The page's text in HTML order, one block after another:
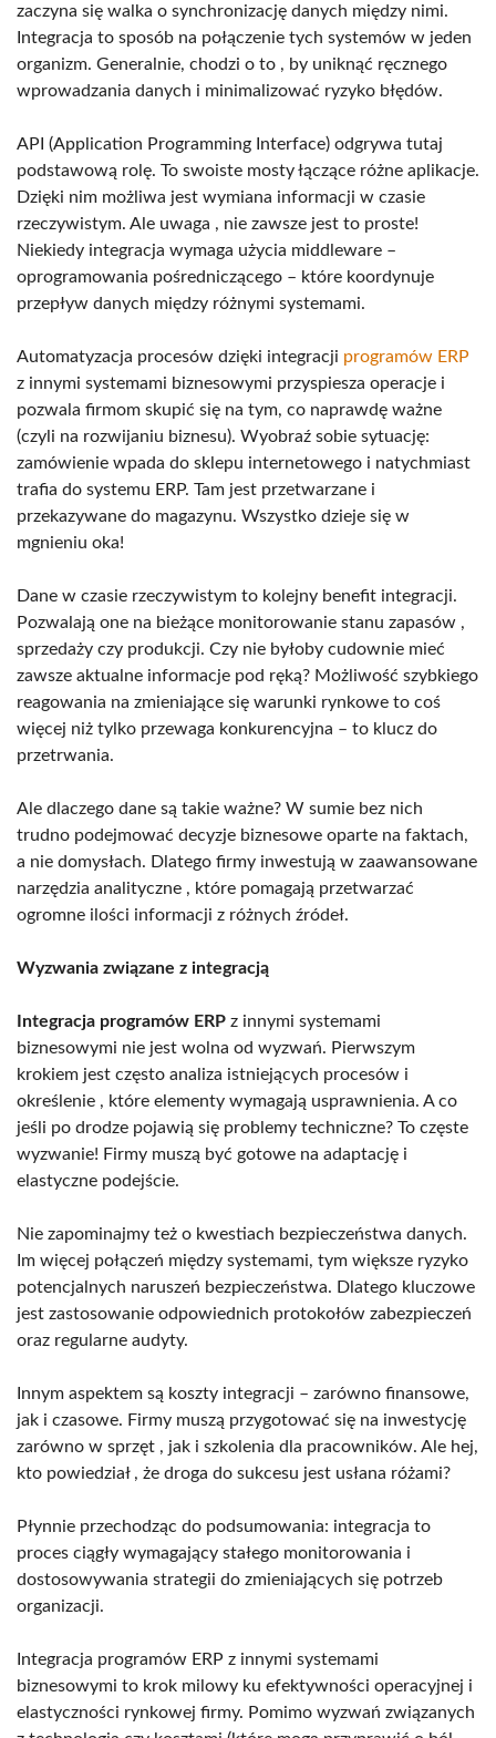
zaczyna się walka o synchronizację danych między nimi.
Integracja to sposób na połączenie tych systemów w jeden
organizm. Generalnie, chodzi o to , by uniknąć ręcznego
wprowadzania danych i minimalizować ryzyko błędów.
API (Application Programming Interface) odgrywa tutaj
podstawową rolę. To swoiste mosty łączące różne aplikacje.
Dzięki nim możliwa jest wymiana informacji w czasie
rzeczywistym. Ale uwaga , nie zawsze jest to proste!
Niekiedy integracja wymaga użycia middleware –
oprogramowania pośredniczącego – które koordynuje
przepływ danych między różnymi systemami.
Automatyzacja procesów dzięki integracji programów ERP
z innymi systemami biznesowymi przyspiesza operacje i
pozwala firmom skupić się na tym, co naprawdę ważne
(czyli na rozwijaniu biznesu). Wyobraź sobie sytuację:
zamówienie wpada do sklepu internetowego i natychmiast
trafia do systemu ERP. Tam jest przetwarzane i
przekazywane do magazynu. Wszystko dzieje się w
mgnieniu oka!
Dane w czasie rzeczywistym to kolejny benefit integracji.
Pozwalają one na bieżące monitorowanie stanu zapasów ,
sprzedaży czy produkcji. Czy nie byłoby cudownie mieć
zawsze aktualne informacje pod ręką? Możliwość szybkiego
reagowania na zmieniające się warunki rynkowe to coś
więcej niż tylko przewaga konkurencyjna – to klucz do
przetrwania.
Ale dlaczego dane są takie ważne? W sumie bez nich
trudno podejmować decyzje biznesowe oparte na faktach,
a nie domysłach. Dlatego firmy inwestują w zaawansowane
narzędzia analityczne , które pomagają przetwarzać
ogromne ilości informacji z różnych źródeł.
Wyzwania związane z integracją
Integracja programów ERP z innymi systemami
biznesowymi nie jest wolna od wyzwań. Pierwszym
krokiem jest często analiza istniejących procesów i
określenie , które elementy wymagają usprawnienia. A co
jeśli po drodze pojawią się problemy techniczne? To częste
wyzwanie! Firmy muszą być gotowe na adaptację i
elastyczne podejście.
Nie zapominajmy też o kwestiach bezpieczeństwa danych.
Im więcej połączeń między systemami, tym większe ryzyko
potencjalnych naruszeń bezpieczeństwa. Dlatego kluczowe
jest zastosowanie odpowiednich protokołów zabezpieczeń
oraz regularne audyty.
Innym aspektem są koszty integracji – zarówno finansowe,
jak i czasowe. Firmy muszą przygotować się na inwestycję
zarówno w sprzęt , jak i szkolenia dla pracowników. Ale hej,
kto powiedział , że droga do sukcesu jest usłana różami?
Płynnie przechodząc do podsumowania: integracja to
proces ciągły wymagający stałego monitorowania i
dostosowywania strategii do zmieniających się potrzeb
organizacji.
Integracja programów ERP z innymi systemami
biznesowymi to krok milowy ku efektywności operacyjnej i
elastyczności rynkowej firmy. Pomimo wyzwań związanych